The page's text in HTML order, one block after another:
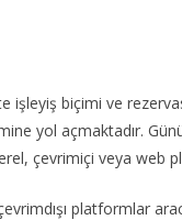
işleyiş biçimi ve
yol açmaktadır.
çevrimiçi veya web
platformlar